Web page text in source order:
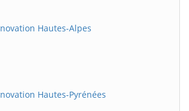
Hautes-Alpes
Hautes-Pyrénées